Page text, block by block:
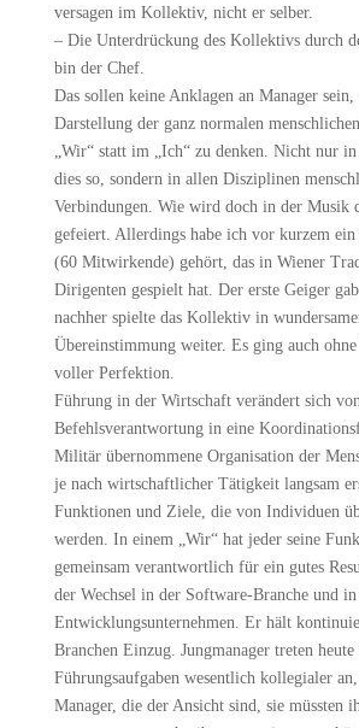
versagen im Kollektiv, nicht er selber.
– Die Unterdrückung des Kollektivs durch
bin der Chef.
Das sollen keine Anklagen an Manager
Darstellung der ganz normalen
„Wir“ statt im „Ich“ zu denken. Nicht nur
dies so, sondern in allen Disziplinen
Verbindungen. Wie wird doch in der Musik
gefeiert. Allerdings habe ich vor kurzem ein
(60 Mitwirkende) gehört, das in Wiener
Dirigenten gespielt hat. Der erste Geiger
nachher spielte das Kollektiv in
Übereinstimmung weiter. Es ging auch
voller Perfektion.
Führung in der Wirtschaft verändert sich
Befehlsverantwortung in eine
Militär übernommene Organisation der
je nach wirtschaftlicher Tätigkeit langsam
Funktionen und Ziele, die von Individuen
werden. In einem „Wir“ hat jeder seine
gemeinsam verantwortlich für ein gutes
der Wechsel in der Software-Branche und
Entwicklungsunternehmen. Er hält
Branchen Einzug. Jungmanager treten heute
Führungsaufgaben wesentlich kollegialer
Manager, die der Ansicht sind, sie müssten